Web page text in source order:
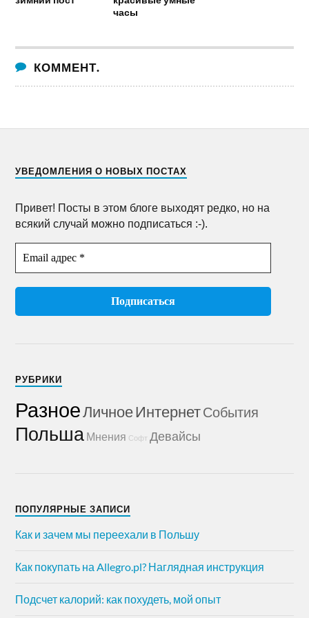
часы
КОММЕНТ.
УВЕДОМЛЕНИЯ О НОВЫХ ПОСТАХ
Привет! Посты в этом блоге выходят редко, но на
всякий случай можно подписаться :-).
РУБРИКИ
РазноеЛичноеИнтернетСобытия
Польша Мнения Софт Девайсы
ПОПУЛЯРНЫЕ ЗАПИСИ
Как и зачем мы переехали в Польшу
Как покупать на Allegro.pl? Наглядная инструкция
Подсчет калорий: как похудеть, мой опыт